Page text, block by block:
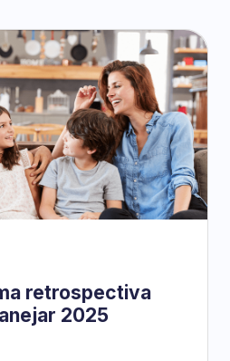
retrospectiva
2025